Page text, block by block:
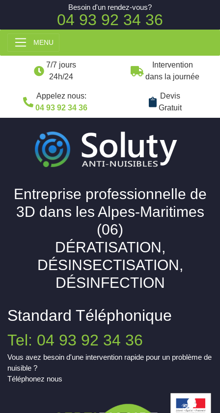
MENU
7/7 jours
24h/24
Intervention
dans la journée
Appelez nous:
04 93 92 34 36
Devis
Gratuit
Entreprise professionnelle de
3D dans les Alpes-Maritimes
(06)
DÉRATISATION,
DÉSINSECTISATION,
DÉSINFECTION
Standard Téléphonique
Tel: 04 93 92 34 36
Vous avez besoin d'une intervention rapide pour un problème de
nuisible ?
Téléphonez nous
Besoin d'un rendez-vous?
04 93 92 34 36